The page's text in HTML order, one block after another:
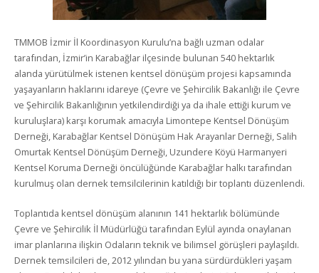
TMMOB İzmir İl Koordinasyon Kurulu’na bağlı uzman odalar
tarafından, İzmir’in Karabağlar ilçesinde bulunan 540 hektarlık
alanda yürütülmek istenen kentsel dönüşüm projesi kapsamında
yaşayanların haklarını idareye (Çevre ve Şehircilik Bakanlığı ile Çevre
ve Şehircilik Bakanlığının yetkilendirdiği ya da ihale ettiği kurum ve
kuruluşlara) karşı korumak amacıyla Limontepe Kentsel Dönüşüm
Derneği, Karabağlar Kentsel Dönüşüm Hak Arayanlar Derneği, Salih
Omurtak Kentsel Dönüşüm Derneği, Uzundere Köyü Harmanyeri
Kentsel Koruma Derneği öncülüğünde Karabağlar halkı tarafından
kurulmuş olan dernek temsilcilerinin katıldığı bir toplantı düzenlendi.
Toplantıda kentsel dönüşüm alanının 141 hektarlık bölümünde
Çevre ve Şehircilik İl Müdürlüğü tarafından Eylül ayında onaylanan
imar planlarına ilişkin Odaların teknik ve bilimsel görüşleri paylaşıldı.
Dernek temsilcileri de, 2012 yılından bu yana sürdürdükleri yaşam